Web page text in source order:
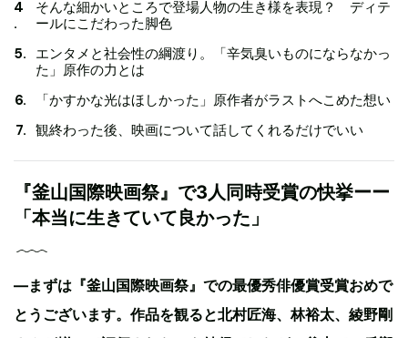
そんな細かいところで登場人物の生き様を表現？ ディテ
ールにこだわった脚色
エンタメと社会性の綱渡り。「辛気臭いものにならなかっ
た」原作の力とは
「かすかな光はほしかった」原作者がラストへこめた想い
観終わった後、映画について話してくれるだけでいい
『釜山国際映画祭』で3人同時受賞の快挙ーー
「本当に生きていて良かった」
—まずは『釜山国際映画祭』での最優秀俳優賞受賞おめで
とうございます。作品を観ると北村匠海、林裕太、綾野剛